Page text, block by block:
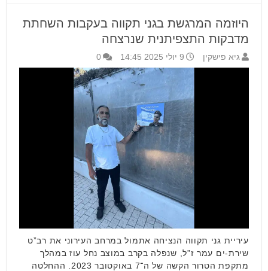
היוזמה המרגשת בגני תקווה בעקבות השחתת
מדבקות התצפיתנית שנרצחה
גיא פישקין 9 יולי 2025 14:45 0
עיריית גני תקווה הנציחה אתמול במרחב העירוני את רב”ט
שירת-ים עמר ז”ל, שנפלה בקרב במוצב נחל עוז במהלך
מתקפת הטרור הקשה של ה־7 באוקטובר 2023. ההחלטה